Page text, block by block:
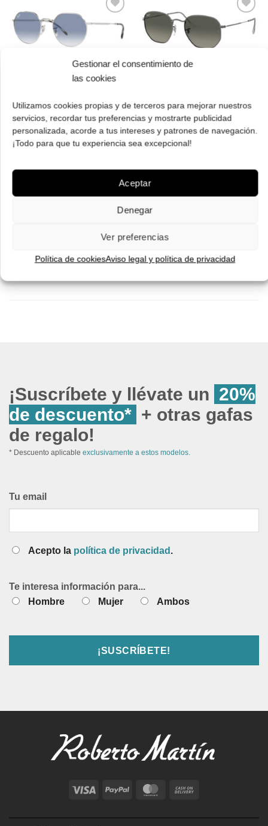
Gestionar el consentimiento de
las cookies
Utilizamos cookies propias y de terceros para mejorar nuestros
servicios, recordar tus preferencias y mostrarte publicidad
personalizada, acorde a tus intereses y patrones de navegación.
¡Todo para que tu experiencia sea excepcional!
Aceptar
Denegar
Ver preferencias
Política de cookiesAviso legal y política de privacidad
Gafas
de sol
Ray Ban RB 3565
173.00€ El
precio
original
era:
173.00 €.
121.00€El
precio
actual
es:
121.00 €.
¡Comprar!
Pruébatelas
Gafas
de sol
Metal
173.00€ El
precio
original
121.00
¡Comprar!
€.
¡Suscríbete y llévate un 20%
de descuento* + otras gafas
de regalo!
* Descuento aplicable exclusivamente a estos modelos.
Tu email
Acepto la política de privacidad .
Te interesa información para...
Hombre
Mujer Ambos
Visa PayPal MasterCard
Delivery